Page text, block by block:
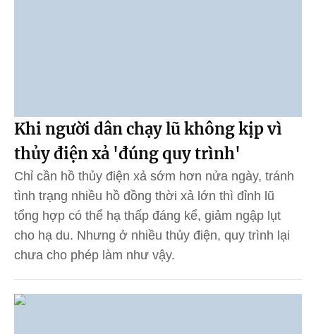
Khi người dân chạy lũ không kịp vì
thủy điện xả 'đúng quy trình'
Chỉ cần hồ thủy điện xả sớm hơn nửa ngày, tránh
tình trạng nhiều hồ đồng thời xả lớn thì đỉnh lũ
tổng hợp có thể hạ thấp đáng kể, giảm ngập lụt
cho hạ du. Nhưng ở nhiều thủy điện, quy trình lại
chưa cho phép làm như vậy.